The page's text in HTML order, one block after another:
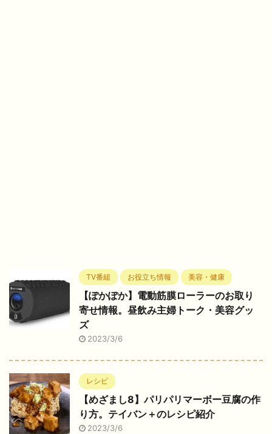
TV番組 お役立ち情報 美容・健康
【ぽかぽか】電動筋膜ローラーのお取り
寄せ情報。昼飲み主婦トーク・美容グッ
ズ
2023/3/6
レシピ
【めざまし8】パリパリマーボー豆腐の作
り方。テイバン＋のレシピ紹介
2023/3/6